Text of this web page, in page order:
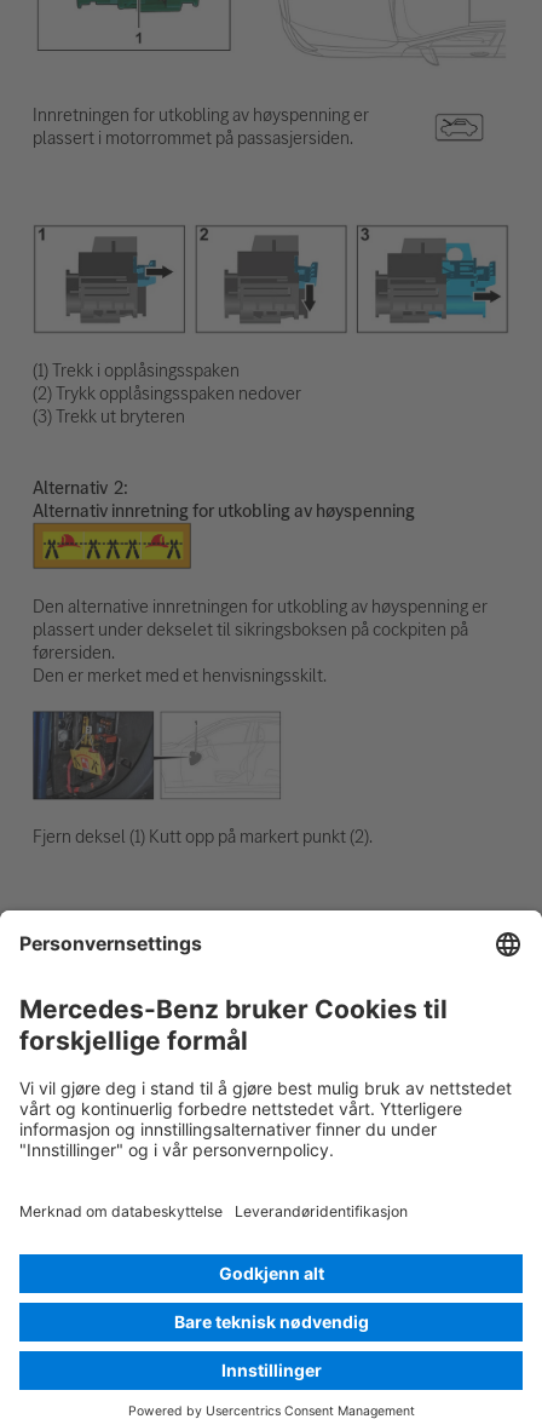
Innretningen for utkobling av høyspenning er
plassert i motorrommet på passasjersiden.
(1) Trekk i opplåsingsspaken
(2) Trykk opplåsingsspaken nedover
(3) Trekk ut bryteren
Alternativ
Alternativ innretning for utkobling av høyspenning
Den alternative innretningen for utkobling av høyspenning er
plassert under dekselet til sikringsboksen på cockpiten på
førersiden.
Den er merket med et henvisningsskilt.
Fjern deksel (1) Kutt opp på markert punkt (2).
Klem av 12-V-batteriet
2. Løsne skruforbindelsen på minuskabelen til 12-V-
batteriet, og sikre mot utilsiktet kontakt.
Rescue Card Personbil Versjon 07/2026 03.2 ID-Nr.: 253.35
Velg språk
© 2026Mercedes-Benz AG
Leverandørmerking
Innstilling av informasjonskapsel
Informasjonskapsler
Personvern Juridiske merknader